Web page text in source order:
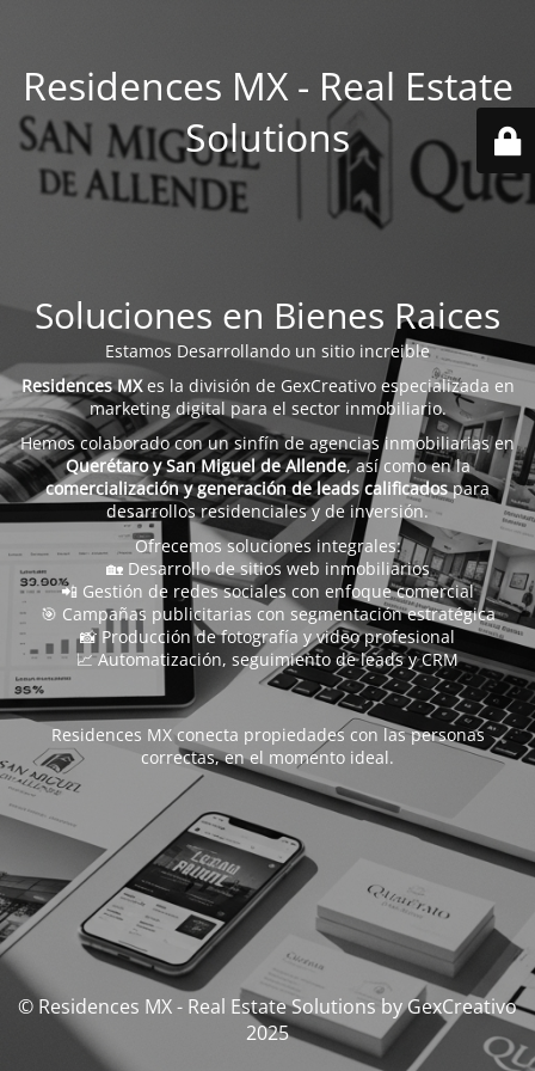
Residences MX - Real Estate
Solutions
Soluciones en Bienes Raices
Estamos Desarrollando un sitio increible
Residences MXes la división de GexCreativo especializada en
marketing digital para el sector inmobiliario.
Hemos colaborado con un sinfín de agencias inmobiliarias en
Querétaro y San Miguel de Allende, así como en la
comercialización y generación de leads calificadospara
desarrollos residenciales y de inversión.
Ofrecemos soluciones integrales:
🏡 Desarrollo de sitios web inmobiliarios
📲 Gestión de redes sociales con enfoque comercial
🎯 Campañas publicitarias con segmentación estratégica
📸 Producción de fotografía y video profesional
📈 Automatización, seguimiento de leads y CRM
Residences MX conecta propiedades con las personas
correctas, en el momento ideal.
© Residences MX - Real Estate Solutions by GexCreativo
2025